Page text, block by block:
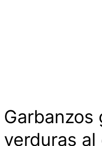
Garbanzos
verduras